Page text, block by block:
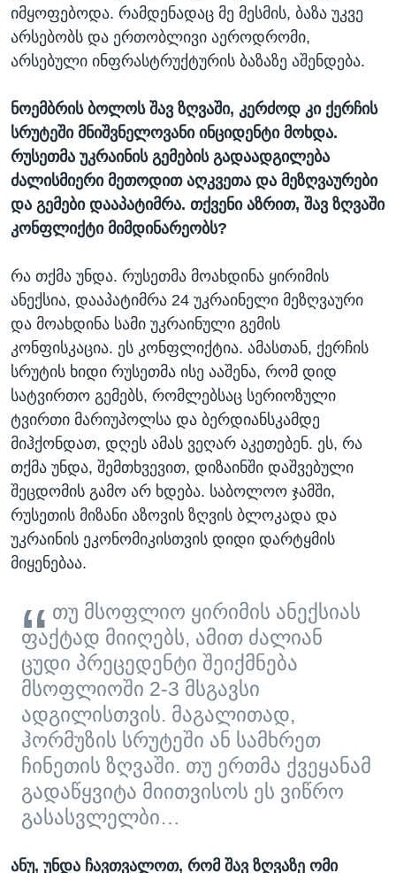
იმყოფებოდა. რამდენადაც მე მესმის, ბაზა უკვე
არსებობს და ერთობლივი აეროდრომი,
არსებული ინფრასტრუქტურის ბაზაზე აშენდება.
ნოემბრის ბოლოს შავ ზღვაში, კერძოდ კი ქერჩის
სრუტეში მნიშვნელოვანი ინციდენტი მოხდა.
რუსეთმა უკრაინის გემების გადაადგილება
ძალისმიერი მეთოდით აღკვეთა და მეზღვაურები
და გემები დააპატიმრა. თქვენი აზრით, შავ ზღვაში
კონფლიქტი მიმდინარეობს?
რა თქმა უნდა. რუსეთმა მოახდინა ყირიმის
ანექსია, დააპატიმრა 24 უკრაინელი მეზღვაური
და მოახდინა სამი უკრაინული გემის
კონფისკაცია. ეს კონფლიქტია. ამასთან, ქერჩის
სრუტის ხიდი რუსეთმა ისე ააშენა, რომ დიდ
სატვირთო გემებს, რომლებსაც სერიოზული
ტვირთი მარიუპოლსა და ბერდიანსკამდე
მიჰქონდათ, დღეს ამას ვეღარ აკეთებენ. ეს, რა
თქმა უნდა, შემთხვევით, დიზაინში დაშვებული
შეცდომის გამო არ ხდება. საბოლოო ჯამში,
რუსეთის მიზანი აზოვის ზღვის ბლოკადა და
უკრაინის ეკონომიკისთვის დიდი დარტყმის
მიყენებაა.
თუ მსოფლიო ყირიმის ანექსიას
ფაქტად მიიღებს, ამით ძალიან
ცუდი პრეცედენტი შეიქმნება
მსოფლიოში 2-3 მსგავსი
ადგილისთვის. მაგალითად,
ჰორმუზის სრუტეში ან სამხრეთ
ჩინეთის ზღვაში. თუ ერთმა ქვეყანამ
გადაწყვიტა მიითვისოს ეს ვიწრო
გასასვლელბი…
ანუ, უნდა ჩავთვალოთ, რომ შავ ზღვაზე ომი